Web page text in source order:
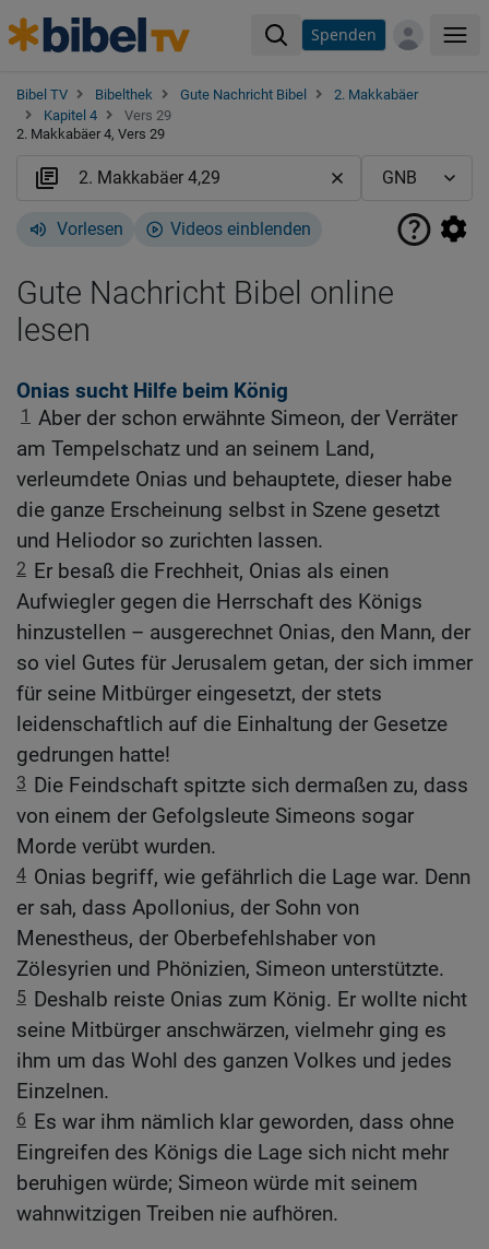
Spenden
Bibel TV Bibelthek Gute Nachricht Bibel
2. Makkabäer
Kapitel 4
Vers 29
2. Makkabäer 4, Vers 29
Vorlesen Videos einblenden
Gute Nachricht Bibel online
lesen
Onias sucht Hilfe beim König
1 Aber der schon erwähnte Simeon, der Verräter
am Tempelschatz und an seinem Land,
verleumdete Onias und behauptete, dieser habe
die ganze Erscheinung selbst in Szene gesetzt
und Heliodor so zurichten lassen.
2 Er besaß die Frechheit, Onias als einen
Aufwiegler gegen die Herrschaft des Königs
hinzustellen – ausgerechnet Onias, den Mann, der
so viel Gutes für Jerusalem getan, der sich immer
für seine Mitbürger eingesetzt, der stets
leidenschaftlich auf die Einhaltung der Gesetze
gedrungen hatte!
3 Die Feindschaft spitzte sich dermaßen zu, dass
von einem der Gefolgsleute Simeons sogar
Morde verübt wurden.
4 Onias begriff, wie gefährlich die Lage war. Denn
er sah, dass Apollonius, der Sohn von
Menestheus, der Oberbefehlshaber von
Zölesyrien und Phönizien, Simeon unterstützte.
5 Deshalb reiste Onias zum König. Er wollte nicht
seine Mitbürger anschwärzen, vielmehr ging es
ihm um das Wohl des ganzen Volkes und jedes
Einzelnen.
6 Es war ihm nämlich klar geworden, dass ohne
Eingreifen des Königs die Lage sich nicht mehr
beruhigen würde; Simeon würde mit seinem
wahnwitzigen Treiben nie aufhören.